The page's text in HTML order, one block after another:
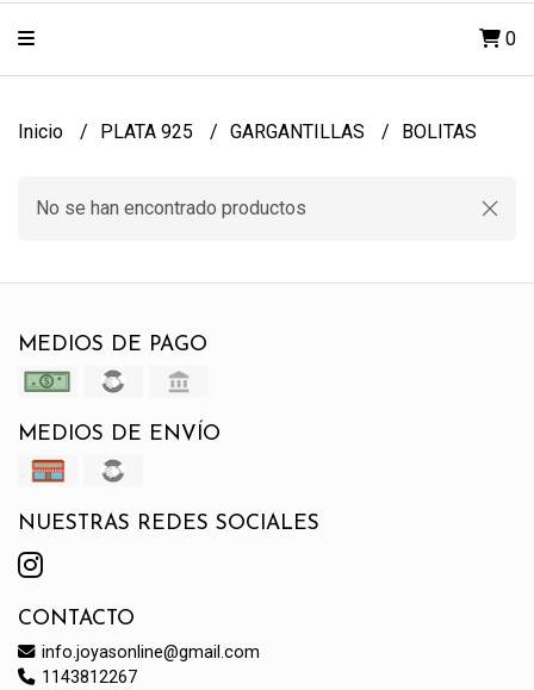
0
Inicio PLATA 925 GARGANTILLAS BOLITAS
No se han encontrado productos
MEDIOS DE PAGO
MEDIOS DE ENVÍO
NUESTRAS REDES SOCIALES
CONTACTO
info.joyasonline@gmail.com
1143812267